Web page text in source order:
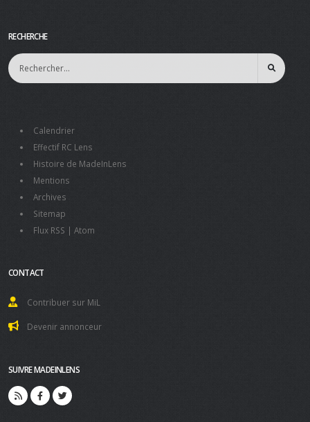
RECHERCHE
Calendrier
Effectif RC Lens
Histoire de MadeInLens
Mentions
Archives
Sitemap
Flux RSS | Atom
CONTACT
Contribuer sur MiL
Devenir annonceur
SUIVRE MADEINLENS